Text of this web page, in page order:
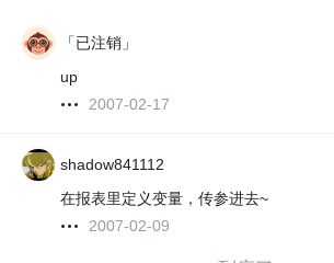
「已注销」
up
2007-02-17
shadow841112
在报表里定义变量，传参进去~
2007-02-09